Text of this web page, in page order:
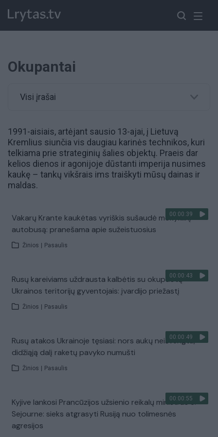
Okupantai
Visi įrašai
1991-aisiais, artėjant sausio 13-ajai, į Lietuvą
Kremlius siunčia vis daugiau karinės technikos, kuri
telkiama prie strateginių šalies objektų. Praeis dar
kelios dienos ir agonijoje dūstanti imperija nusimes
kaukę – tankų vikšrais ims traiškyti mūsų dainas ir
maldas.
00:00:39
Vakarų Krante kaukėtas vyriškis sušaudė mokyklinį
autobusą: pranešama apie sužeistuosius
Žinios Pasaulis
00:00:43
Rusų kareiviams uždrausta kalbėtis su okupuotų
Ukrainos teritorijų gyventojais: įvardijo priežastį
Žinios Pasaulis
00:00:49
Rusų atakos Ukrainoje tęsiasi: nors aukų neišvengta,
didžiąją dalį raketų pavyko numušti
Žinios Pasaulis
00:00:55
Kyjive lankosi Prancūzijos užsienio reikalų ministras S.
Sejourne: sieks atgrasyti Rusiją nuo tolimesnės
agresijos